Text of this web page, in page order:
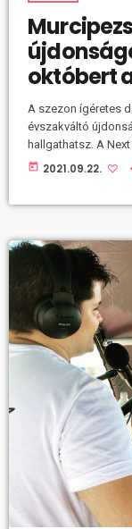
októbert
A szezon ígéretes
évszakváltó
hallgathatsz. A
előttünk álló őszt is
today 2021.09.22.